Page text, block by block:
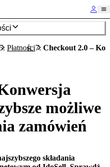
Płatności Checkout 2.0 –
możliwe
zamówień
składania